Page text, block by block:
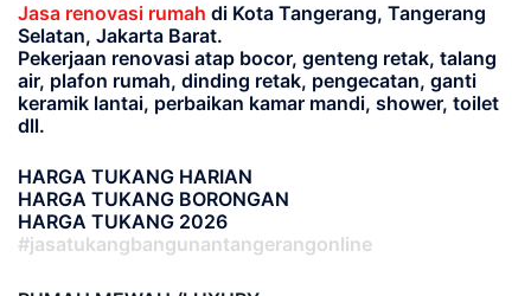
Jasa renovasi rumah di Kota Tangerang, Tangerang
Selatan, Jakarta Barat.
Pekerjaan renovasi atap bocor, genteng retak, talang
air, plafon rumah, dinding retak, pengecatan, ganti
keramik lantai, perbaikan kamar mandi, shower, toilet
dll.
HARGA TUKANG HARIAN
HARGA TUKANG BORONGAN
HARGA TUKANG 2026
#jasatukangbangunantangerangonline